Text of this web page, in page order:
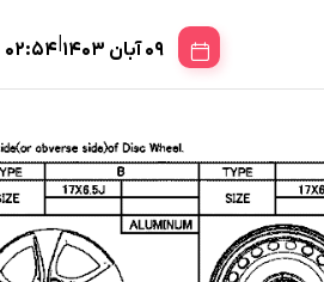
کمری
کرولا
09 آبان 1403 02:54